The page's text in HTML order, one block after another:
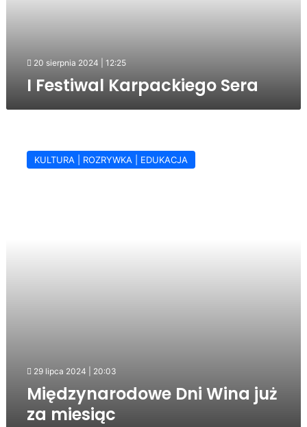
20 sierpnia 2024 | 12:25
I Festiwal Karpackiego Sera
KULTURA | ROZRYWKA | EDUKACJA
29 lipca 2024 | 20:03
Międzynarodowe Dni Wina już
za miesiąc